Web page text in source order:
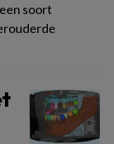
soort